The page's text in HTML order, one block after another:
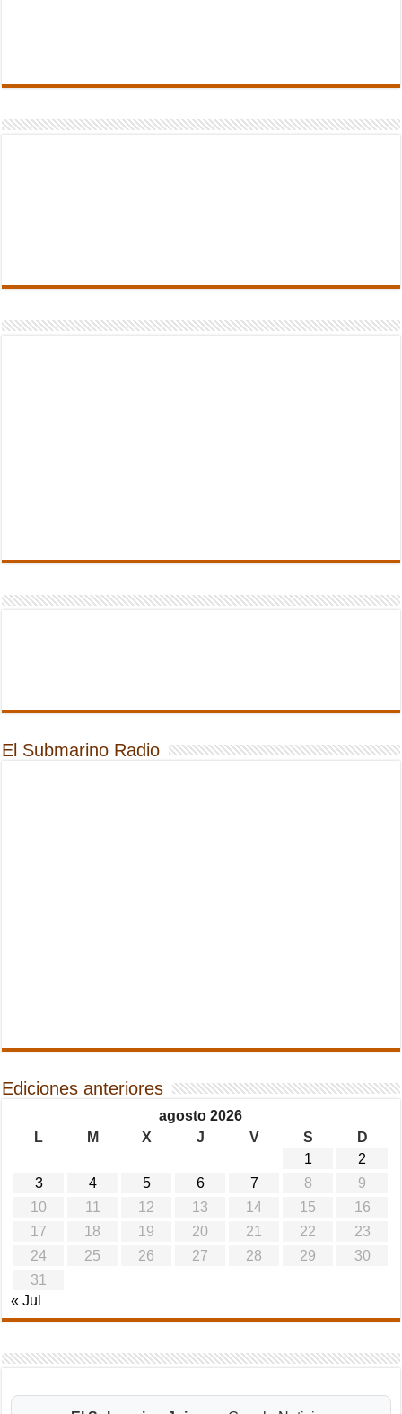
El Submarino Radio
Ediciones anteriores
agosto 2026
L
M X J V S
D
1
2
3
4 5 6 7 8
9
10
11 12 13 14 15
16
17
18 19 20 21 22
23
24
25 26 27 28 29
30
31
« Jul